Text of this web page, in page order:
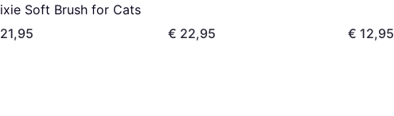
Soft Brush for Cats
€ 22,95 € 12,95